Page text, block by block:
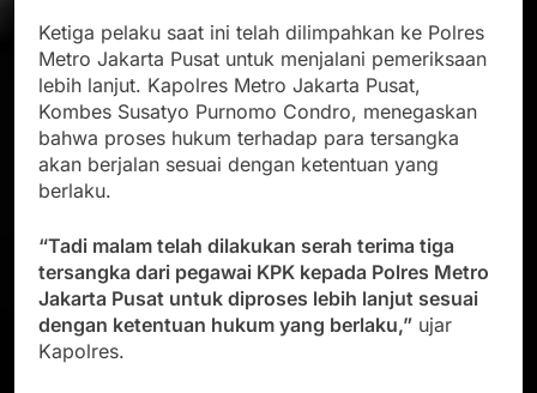
Ketiga pelaku saat ini telah dilimpahkan ke Polres
Metro Jakarta Pusat untuk menjalani pemeriksaan
lebih lanjut. Kapolres Metro Jakarta Pusat,
Kombes Susatyo Purnomo Condro, menegaskan
bahwa proses hukum terhadap para tersangka
akan berjalan sesuai dengan ketentuan yang
berlaku.
“Tadi malam telah dilakukan serah terima tiga
tersangka dari pegawai KPK kepada Polres Metro
Jakarta Pusat untuk diproses lebih lanjut sesuai
dengan ketentuan hukum yang berlaku,” ujar
Kapolres.